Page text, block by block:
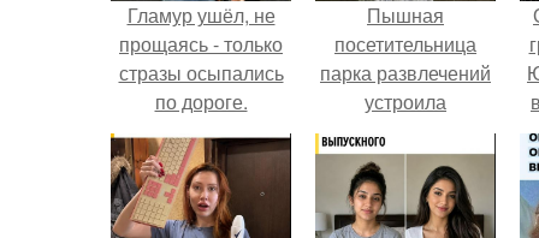
Гламур ушёл, не
прощаясь - только
стразы осыпались
по дороге.
Пышная
посетительница
парка развлечений
устроила
обсуждение в
соцсетях после
неожиданного
столкновения с